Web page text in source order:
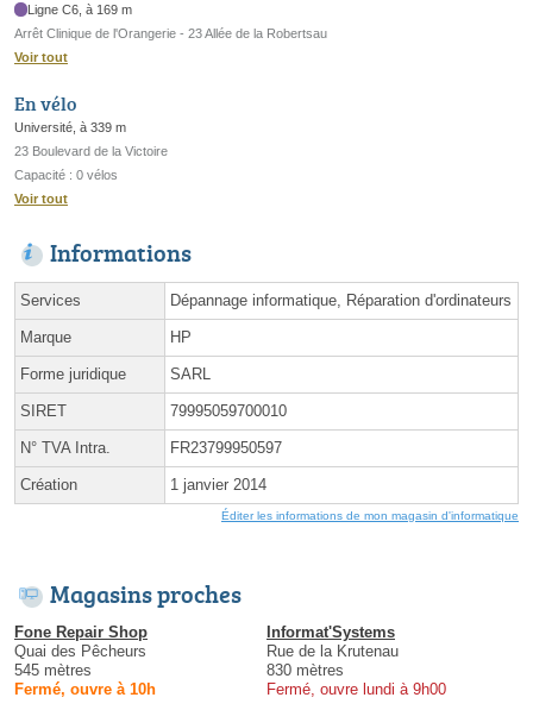
Ligne C6, à 169 m
Arrêt Clinique de l'Orangerie - 23 Allée de la Robertsau
Voir tout
En vélo
Université, à 339 m
23 Boulevard de la Victoire
Capacité : 0 vélos
Voir tout
Informations
Services Dépannage informatique, Réparation d'ordinateurs
Marque HP
Forme juridique SARL
SIRET 79995059700010
N° TVA Intra. FR23799950597
Création 1 janvier 2014
Éditer les informations de mon magasin d'informatique
Magasins proches
Fone Repair Shop
Quai des Pêcheurs
545 mètres
Fermé, ouvre à 10h
Informat'Systems
Rue de la Krutenau
830 mètres
Fermé, ouvre lundi à 9h00